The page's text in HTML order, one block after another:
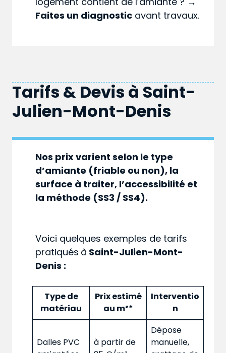
Faites un diagnostic avant travaux.
Tarifs & Devis à Saint-
Julien-Mont-Denis
Nos prix varient selon le type
d’amiante (friable ou non), la
surface à traiter, l’accessibilité et
la méthode (SS3 / SS4).
Voici quelques exemples de tarifs
pratiqués à Saint-Julien-Mont-
Denis :
Type de
matériau
Prix estimé
au m²*
Interventio
n
Dalles PVC
à partir de
Dépose
manuelle,